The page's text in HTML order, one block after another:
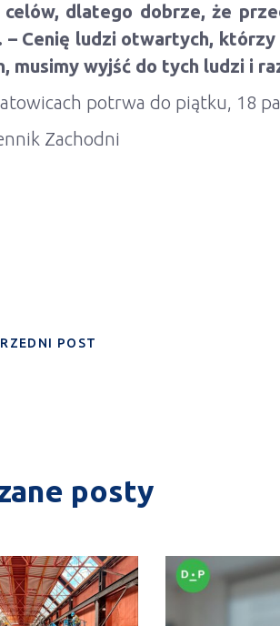
celów, dlatego dobrze, że
Cenię ludzi otwartych, którzy
musimy wyjść do tych ludzi i
potrwa do piątku, 18
Zachodni
POST
posty